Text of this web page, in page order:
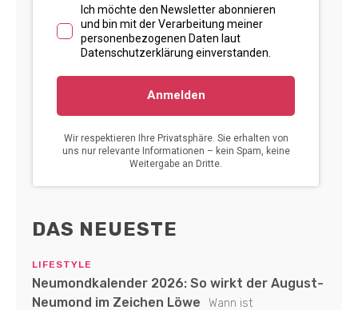
DAS NEUESTE
LIFESTYLE
Neumondkalender 2026: So wirkt der August-
Neumond im Zeichen Löwe
Wann ist